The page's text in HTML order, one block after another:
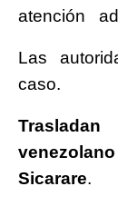
atención
Las
caso.
Sicarare.